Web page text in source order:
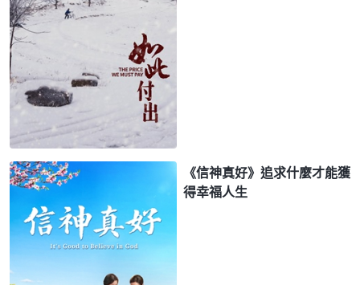
《信神真好》追求什麼才能獲
得幸福人生